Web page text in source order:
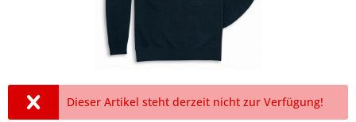
Dieser Artikel steht derzeit nicht zur Verfügung!